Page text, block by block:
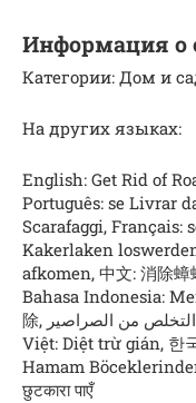
Информация о
Категории: Дом и
На других языках:
English: Get Rid of
Português: se Livrar
Scarafaggi, Français:
Kakerlaken
afkomen, 中文: 消除
Bahasa Indonesia:
除, العربية: التخلص من الصراصير, ไทย: กำจัดแมลงสาบ, Tiếng
Việt: Diệt trừ gián, 한
Hamam
छुटकारा पाएँ